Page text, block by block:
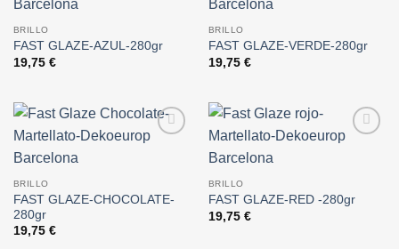
BRILLO
FAST GLAZE-AZUL-280gr
19,75 €
BRILLO
FAST GLAZE-VERDE-280gr
19,75 €
BRILLO
FAST GLAZE-CHOCOLATE-
280gr
19,75 €
BRILLO
FAST GLAZE-RED -280gr
19,75 €